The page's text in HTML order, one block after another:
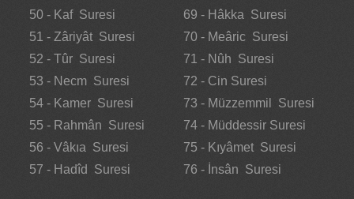
50 - Kaf Suresi
51 - Zâriyât Suresi
52 - Tûr Suresi
53 - Necm Suresi
54 - Kamer Suresi
55 - Rahmân Suresi
56 - Vâkıa Suresi
57 - Hadîd Suresi
69 - Hâkka Suresi
70 - Meâric Suresi
71 - Nûh Suresi
72 - Cin Suresi
73 - Müzzemmil Suresi
74 - Müddessir Suresi
75 - Kıyâmet Suresi
76 - İnsân Suresi